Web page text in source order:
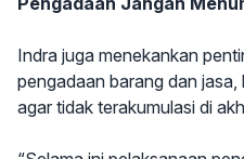
Indra juga menekankan
pengadaan barang dan
agar tidak terakumulasi di